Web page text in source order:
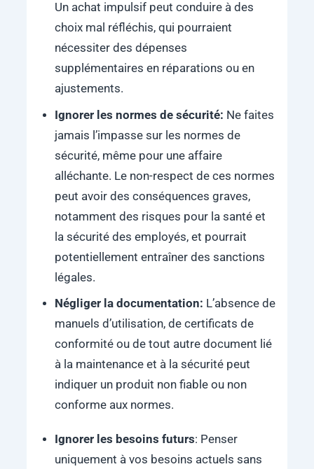
Un achat impulsif peut conduire à des
choix mal réfléchis, qui pourraient
nécessiter des dépenses
supplémentaires en réparations ou en
ajustements.
Ignorer les normes de sécurité: Ne faites
jamais l’impasse sur les normes de
sécurité, même pour une affaire
alléchante. Le non-respect de ces normes
peut avoir des conséquences graves,
notamment des risques pour la santé et
la sécurité des employés, et pourrait
potentiellement entraîner des sanctions
légales.
Négliger la documentation: L’absence de
manuels d’utilisation, de certificats de
conformité ou de tout autre document lié
à la maintenance et à la sécurité peut
indiquer un produit non fiable ou non
conforme aux normes.
Ignorer les besoins futurs: Penser
uniquement à vos besoins actuels sans